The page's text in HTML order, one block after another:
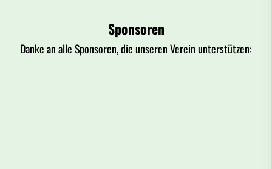
Sponsoren
Danke an alle Sponsoren, die unseren Verein unterstützen: